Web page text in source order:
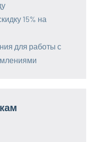
15% на
для работы с